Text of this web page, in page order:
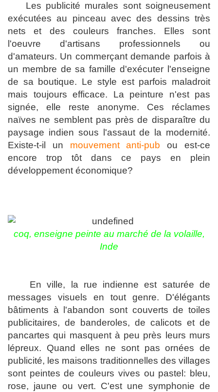
Les publicité murales sont soigneusement
exécutées au pinceau avec des dessins très
nets et des couleurs franches. Elles sont
l'oeuvre d'artisans professionnels ou
d'amateurs. Un commerçant demande parfois à
un membre de sa famille d'exécuter l'enseigne
de sa boutique. Le style est parfois maladroit
mais toujours efficace. La peinture n'est pas
signée, elle reste anonyme. Ces réclames
naïves ne semblent pas près de disparaître du
paysage indien sous l'assaut de la modernité.
Existe-t-il un mouvement anti-pub ou est-ce
encore trop tôt dans ce pays en plein
développement économique?
coq, enseigne peinte au marché de la volaille,
Inde
En ville, la rue indienne est saturée de
messages visuels en tout genre. D'élégants
bâtiments à l'abandon sont couverts de toiles
publicitaires, de banderoles, de calicots et de
pancartes qui masquent à peu près leurs murs
lépreux. Quand elles ne sont pas ornées de
publicité, les maisons traditionnelles des villages
sont peintes de couleurs vives ou pastel: bleu,
rose, jaune ou vert. C'est une symphonie de